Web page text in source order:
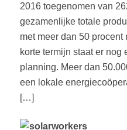
2016 toegenomen van
gezamenlijke totale
met meer dan 50
korte termijn staat er nog
planning. Meer dan
een lokale
[…]